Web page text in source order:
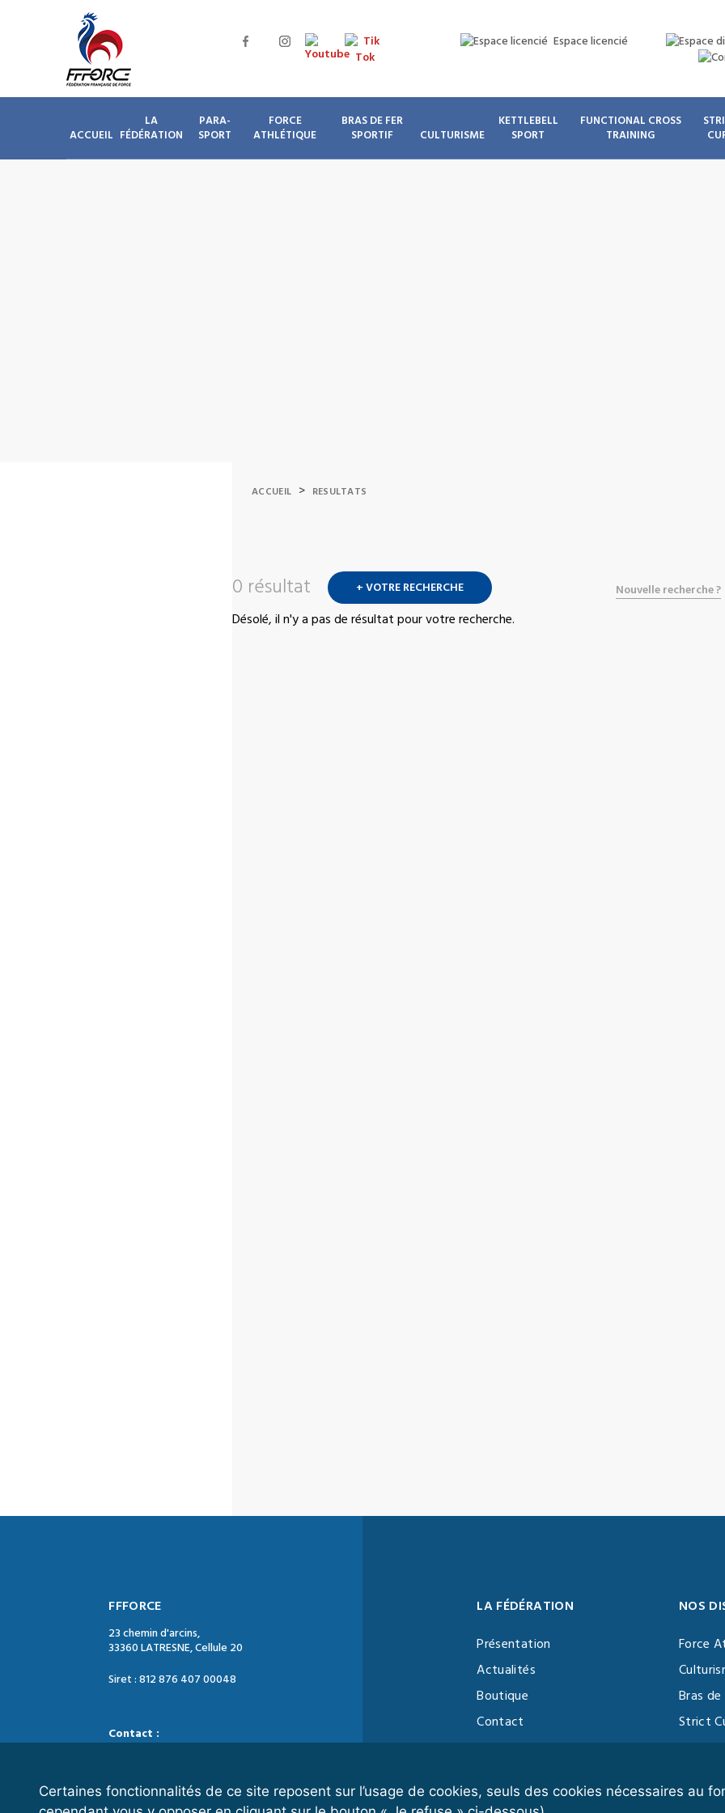
Certaines fonctionnalités de ce site reposent sur l’usage de cookies, seuls des cookies nécessaires au
Espace licencié
ACCUEIL
LA
FÉDÉRATION
PARA-
SPORT
FORCE
ATHLÉTIQUE
BRAS DE FER
SPORTIF
CULTURISME
KETTLEBELL
SPORT
FUNCTIONAL CROSS
TRAINING
ACCUEIL > RESULTATS
0 résultat + VOTRE RECHERCHE Nouvelle recherche ?
Désolé, il n'y a pas de résultat pour votre recherche.
FFFORCE
23 chemin d'arcins,
33360 LATRESNE, Cellule 20
Siret : 812 876 407 00048
Contact :
LA FÉDÉRATION
Présentation
Actualités
Boutique
Contact
Vidéothèque
NOS
Force
Bras
Strict